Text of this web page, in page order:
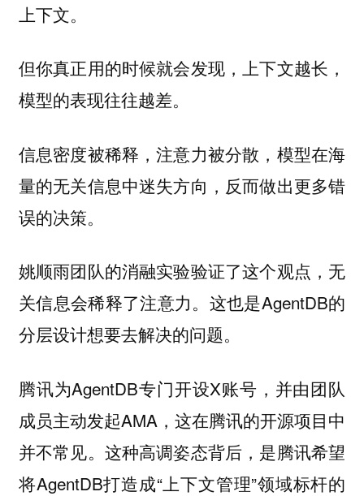
上下文。
但你真正用的时候就会发现，上下文越长，
模型的表现往往越差。
信息密度被稀释，注意力被分散，模型在海
量的无关信息中迷失方向，反而做出更多错
误的决策。
姚顺雨团队的消融实验验证了这个观点，无
关信息会稀释了注意力。这也是AgentDB的
分层设计想要去解决的问题。
腾讯为AgentDB专门开设X账号，并由团队
成员主动发起AMA，这在腾讯的开源项目中
并不常见。这种高调姿态背后，是腾讯希望
将AgentDB打造成“上下文管理”领域标杆的